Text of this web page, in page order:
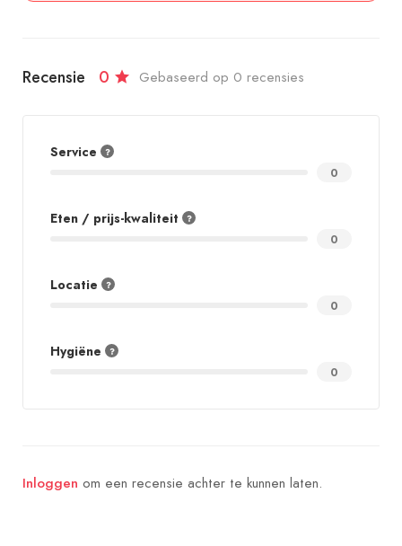
Recensie 0 Gebaseerd op 0 recensies
Service
0
Eten / prijs-kwaliteit
0
Locatie
0
Hygiëne
0
Inloggen om een recensie achter te kunnen laten.